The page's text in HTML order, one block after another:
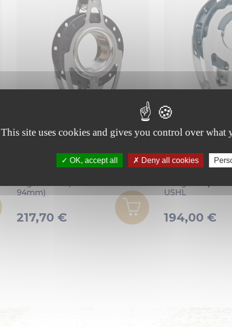
94mm)
217,70 €
Garhauer
USHL
194,00 €
This site uses cookies and gives you control over what
OK, accept all Deny all cookies